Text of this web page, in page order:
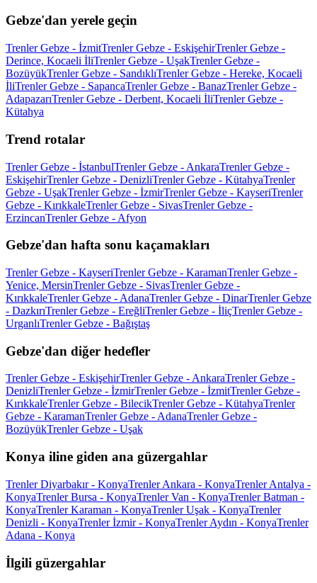
Gebze'dan yerele geçin
Trenler Gebze - İzmitTrenler Gebze - EskişehirTrenler Gebze -
Derince, Kocaeli İliTrenler Gebze - UşakTrenler Gebze -
BozüyükTrenler Gebze - SandıklıTrenler Gebze - Hereke, Kocaeli
İliTrenler Gebze - SapancaTrenler Gebze - BanazTrenler Gebze -
AdapazarıTrenler Gebze - Derbent, Kocaeli İliTrenler Gebze -
Kütahya
Trend rotalar
Trenler Gebze - İstanbulTrenler Gebze - AnkaraTrenler Gebze -
EskişehirTrenler Gebze - DenizliTrenler Gebze - KütahyaTrenler
Gebze - UşakTrenler Gebze - İzmirTrenler Gebze - KayseriTrenler
Gebze - KırıkkaleTrenler Gebze - SivasTrenler Gebze -
ErzincanTrenler Gebze - Afyon
Gebze'dan hafta sonu kaçamakları
Trenler Gebze - KayseriTrenler Gebze - KaramanTrenler Gebze -
Yenice, MersinTrenler Gebze - SivasTrenler Gebze -
KırıkkaleTrenler Gebze - AdanaTrenler Gebze - DinarTrenler Gebze
- DazkırıTrenler Gebze - EreğliTrenler Gebze - İliçTrenler Gebze -
UrganlıTrenler Gebze - Bağıştaş
Gebze'dan diğer hedefler
Trenler Gebze - EskişehirTrenler Gebze - AnkaraTrenler Gebze -
DenizliTrenler Gebze - İzmirTrenler Gebze - İzmitTrenler Gebze -
KırıkkaleTrenler Gebze - BilecikTrenler Gebze - KütahyaTrenler
Gebze - KaramanTrenler Gebze - AdanaTrenler Gebze -
BozüyükTrenler Gebze - Uşak
Konya iline giden ana güzergahlar
Trenler Diyarbakır - KonyaTrenler Ankara - KonyaTrenler Antalya -
KonyaTrenler Bursa - KonyaTrenler Van - KonyaTrenler Batman -
KonyaTrenler Karaman - KonyaTrenler Uşak - KonyaTrenler
Denizli - KonyaTrenler İzmir - KonyaTrenler Aydın - KonyaTrenler
Adana - Konya
İlgili güzergahlar